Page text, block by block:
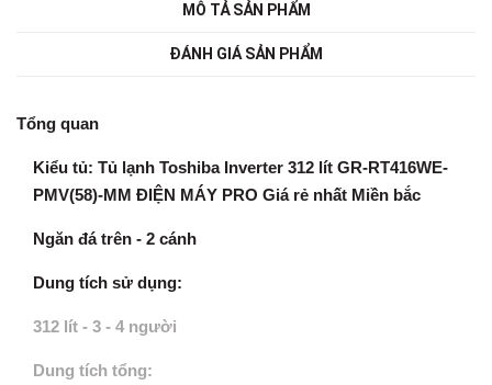
MÔ TẢ SẢN PHẨM
ĐÁNH GIÁ SẢN PHẨM
Tổng quan
Kiểu tủ: Tủ lạnh Toshiba Inverter 312 lít GR-RT416WE-
PMV(58)-MM ĐIỆN MÁY PRO Giá rẻ nhất Miền bắc
Ngăn đá trên - 2 cánh
Dung tích sử dụng:
312 lít - 3 - 4 người
Dung tích tổng: